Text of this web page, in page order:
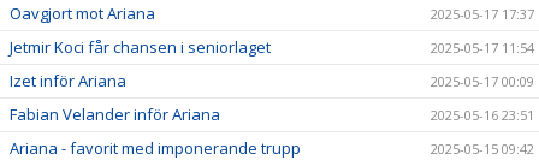
Oavgjort mot Ariana 2025-05-17 17:37
Jetmir Koci får chansen i seniorlaget 2025-05-17 11:54
Izet inför Ariana 2025-05-17 00:09
Fabian Velander inför Ariana 2025-05-16 23:51
Ariana - favorit med imponerande trupp 2025-05-15 09:42